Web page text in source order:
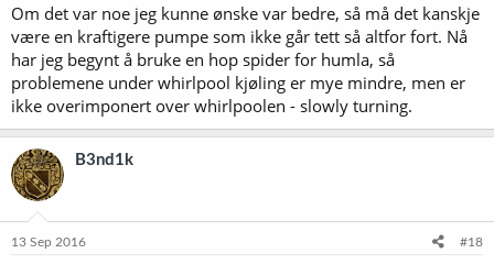
Om det var noe jeg kunne ønske var bedre, så må det kanskje
være en kraftigere pumpe som ikke går tett så altfor fort. Nå
har jeg begynt å bruke en hop spider for humla, så
problemene under whirlpool kjøling er mye mindre, men er
ikke overimponert over whirlpoolen - slowly turning.
B3nd1k
13 Sep 2016 #18